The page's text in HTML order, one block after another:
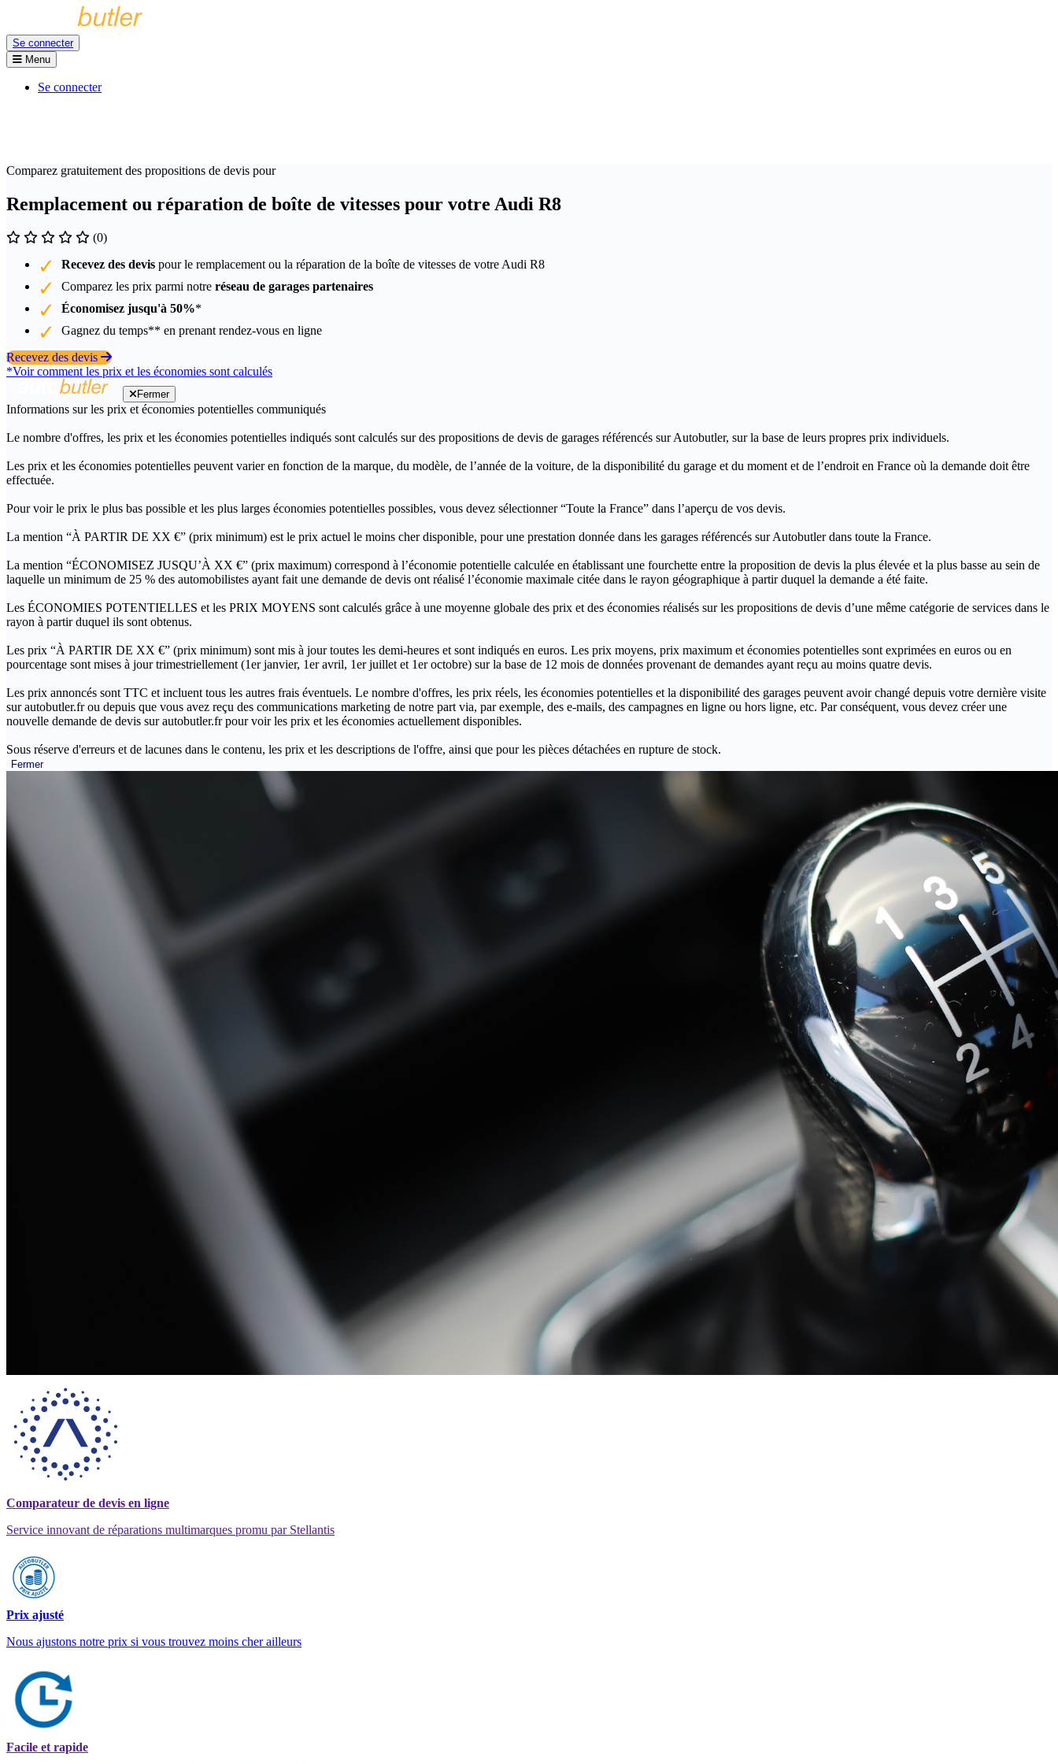
Se connecter
Menu
Se connecter
Comparez gratuitement des propositions de devis pour
Remplacement ou réparation de boîte de vitesses pour votre Audi R8
(0)
Recevez des devis pour le remplacement ou la réparation de la boîte de vitesses de votre Audi R8
Comparez les prix parmi notre réseau de garages partenaires
Économisez jusqu'à 50%*
Gagnez du temps** en prenant rendez-vous en ligne
Recevez des devis
*Voir comment les prix et les économies sont calculés
Fermer
Informations sur les prix et économies potentielles communiqués
Le nombre d'offres, les prix et les économies potentielles indiqués sont calculés sur des propositions de devis de garages référencés sur Autobutler, sur la base de leurs propres prix individuels.
Les prix et les économies potentielles peuvent varier en fonction de la marque, du modèle, de l’année de la voiture, de la disponibilité du garage et du moment et de l’endroit en France où la demande doit être
effectuée.
Pour voir le prix le plus bas possible et les plus larges économies potentielles possibles, vous devez sélectionner “Toute la France” dans l’aperçu de vos devis.
La mention “À PARTIR DE XX €” (prix minimum) est le prix actuel le moins cher disponible, pour une prestation donnée dans les garages référencés sur Autobutler dans toute la France.
La mention “ÉCONOMISEZ JUSQU’À XX €” (prix maximum) correspond à l’économie potentielle calculée en établissant une fourchette entre la proposition de devis la plus élevée et la plus basse au sein de
laquelle un minimum de 25 % des automobilistes ayant fait une demande de devis ont réalisé l’économie maximale citée dans le rayon géographique à partir duquel la demande a été faite.
Les ÉCONOMIES POTENTIELLES et les PRIX MOYENS sont calculés grâce à une moyenne globale des prix et des économies réalisés sur les propositions de devis d’une même catégorie de services dans le
rayon à partir duquel ils sont obtenus.
Les prix “À PARTIR DE XX €” (prix minimum) sont mis à jour toutes les demi-heures et sont indiqués en euros. Les prix moyens, prix maximum et économies potentielles sont exprimées en euros ou en
pourcentage sont mises à jour trimestriellement (1er janvier, 1er avril, 1er juillet et 1er octobre) sur la base de 12 mois de données provenant de demandes ayant reçu au moins quatre devis.
Les prix annoncés sont TTC et incluent tous les autres frais éventuels. Le nombre d'offres, les prix réels, les économies potentielles et la disponibilité des garages peuvent avoir changé depuis votre dernière visite
sur autobutler.fr ou depuis que vous avez reçu des communications marketing de notre part via, par exemple, des e-mails, des campagnes en ligne ou hors ligne, etc. Par conséquent, vous devez créer une
nouvelle demande de devis sur autobutler.fr pour voir les prix et les économies actuellement disponibles.
Sous réserve d'erreurs et de lacunes dans le contenu, les prix et les descriptions de l'offre, ainsi que pour les pièces détachées en rupture de stock.
Fermer
Comparateur de devis en ligne
Service innovant de réparations multimarques promu par Stellantis
Prix ajusté
Nous ajustons notre prix si vous trouvez moins cher ailleurs
Facile et rapide